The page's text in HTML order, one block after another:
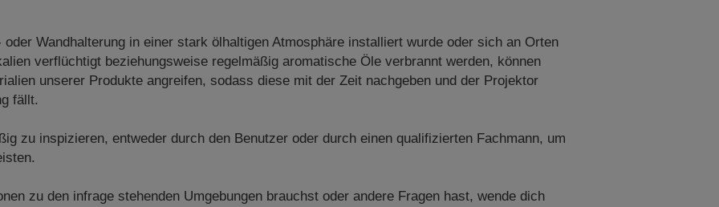
Wandhalterung in einer stark ölhaltigen Atmosphäre installiert wurde oder sich an Orten
verflüchtigt beziehungsweise regelmäßig aromatische Öle verbrannt werden, können
unserer Produkte angreifen, sodass diese mit der Zeit nachgeben und der Projektor
fällt.
zu inspizieren, entweder durch den Benutzer oder durch einen qualifizierten Fachmann, um
zu den infrage stehenden Umgebungen brauchst oder andere Fragen hast, wende dich